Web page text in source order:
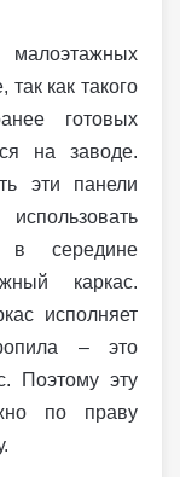
малоэтажных
как такого
готовых
на заводе.
эти панели
в середине
каркас.
исполняет
– это
Поэтому эту
по праву